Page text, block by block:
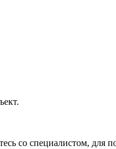
.
со специалистом, для